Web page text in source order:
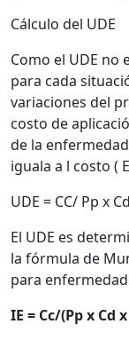
Cálculo del UDE
Como el UDE no
para cada
variaciones del
costo de
de la
iguala a l costo (
UDE = CC/ Pp x
El UDE es
la fórmula de
para
IE = Cc/(Pp x Cd